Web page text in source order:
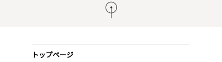
トップページ